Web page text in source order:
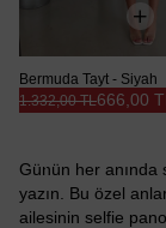
Bermuda Tayt - Siyah
666,00
1.332,00 TL
Günün her anında
yazın. Bu özel
ailesinin selfie